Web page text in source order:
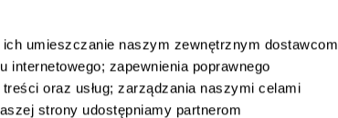
umieszczanie naszym zewnętrznym dostawcom
internetowego; zapewnienia poprawnego
oraz usług; zarządzania naszymi celami
strony udostępniamy partnerom